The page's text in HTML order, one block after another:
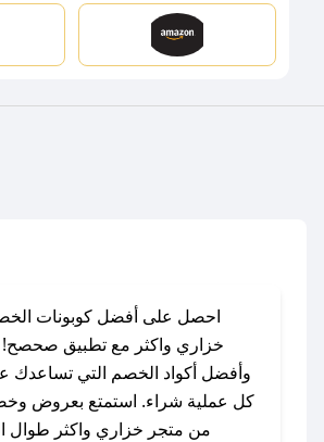
احصل على أفضل كوبونات
خزاري واكثر مع تطبيق
وأفضل أكواد الخصم التي تساعدك
كل عملية شراء. استمتع بعروض
من متجر خزاري واكثر طوال